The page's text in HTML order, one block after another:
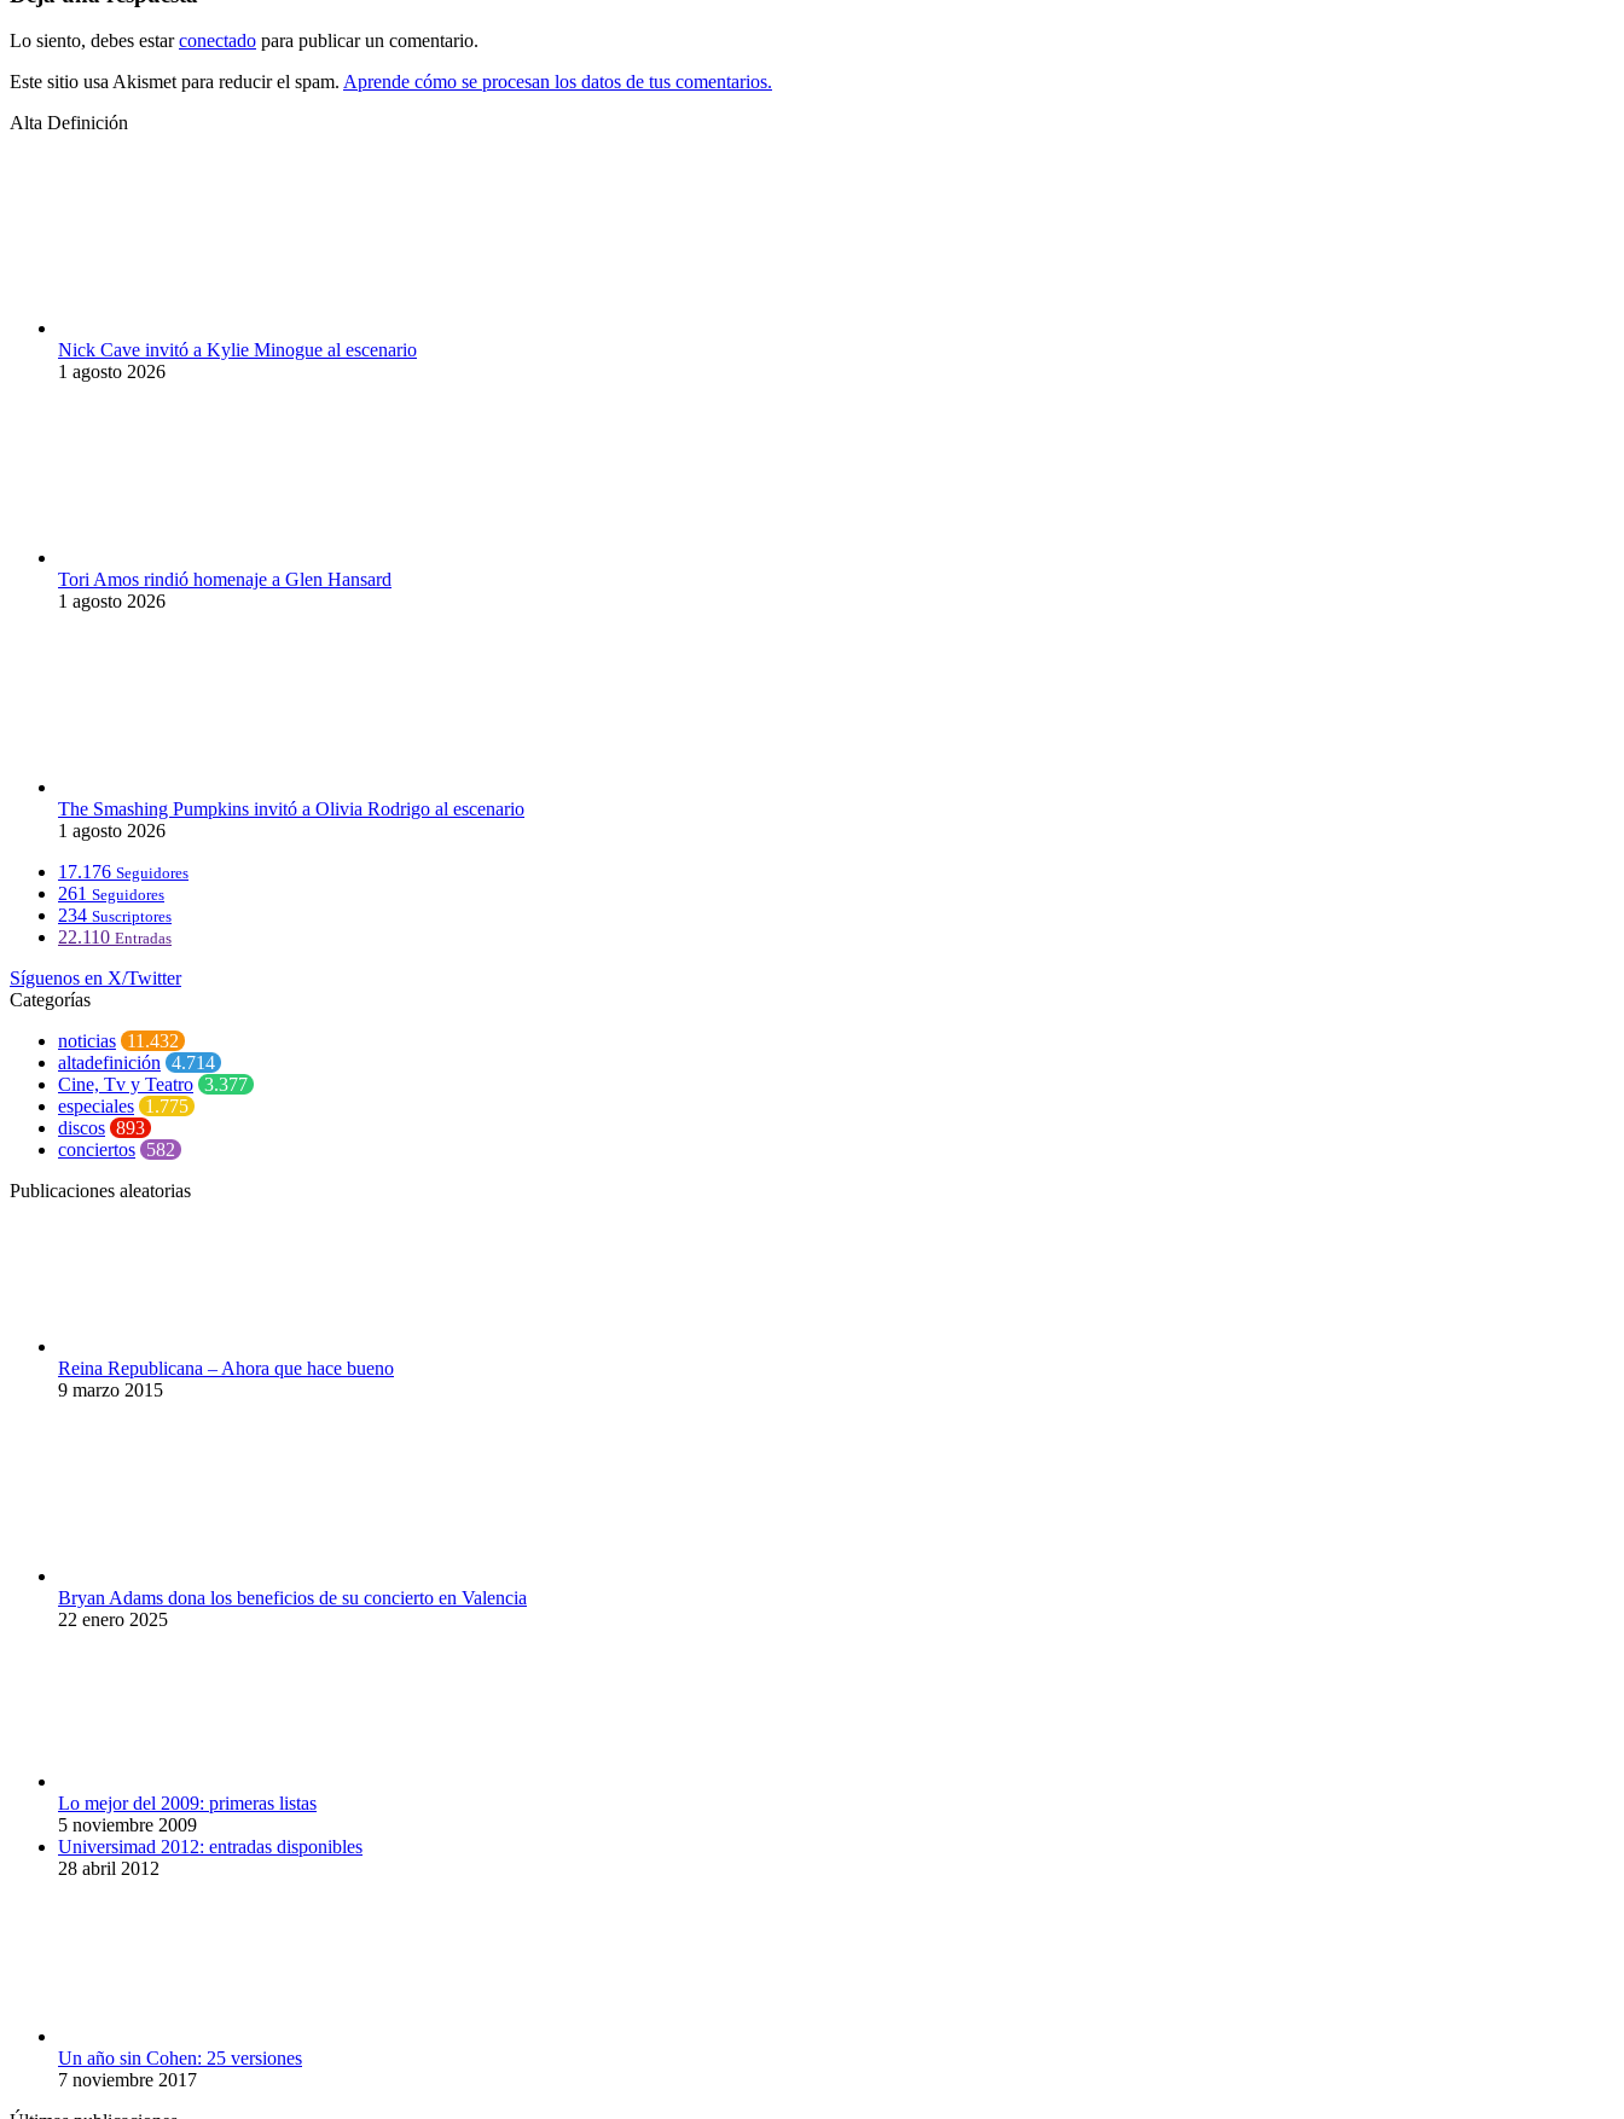
Lo siento, debes estarconectado para publicar un comentario.
Este sitio usa Akismet para reducir el spam. Aprende cómo se procesan los datos de tus comentarios.
Alta Definición
Nick Cave invitó a Kylie Minogue al escenario
1 agosto 2026
Tori Amos rindió homenaje a Glen Hansard
1 agosto 2026
The Smashing Pumpkins invitó a Olivia Rodrigo al escenario
1 agosto 2026
17.176 Seguidores
261 Seguidores
234 Suscriptores
22.110 Entradas
Síguenos en X/Twitter
Categorías
noticias 11.432
altadefinición 4.714
Cine, Tv y Teatro 3.377
especiales 1.775
discos 893
conciertos 582
Publicaciones aleatorias
Reina Republicana – Ahora que hace bueno
9 marzo 2015
Bryan Adams dona los beneficios de su concierto en Valencia
22 enero 2025
Lo mejor del 2009: primeras listas
5 noviembre 2009
Universimad 2012: entradas disponibles
28 abril 2012
Un año sin Cohen: 25 versiones
7 noviembre 2017